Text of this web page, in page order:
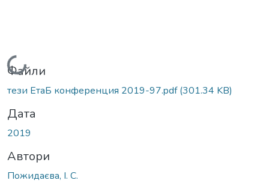
Вантажиться...
Файли
тези ЕтаБ конференция 2019-97.pdf(301.34 KB)
Дата
2019
Автори
Пожидаєва, І. С.